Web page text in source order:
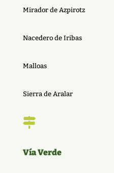
Mirador de Azpirotz
Nacedero de Iribas
Malloas
Sierra de Aralar

Vía Verde